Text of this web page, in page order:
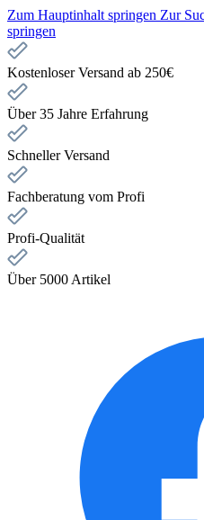
Zum Hauptinhalt springen Zur
springen
Kostenloser Versand ab 250€
Über 35 Jahre Erfahrung
Schneller Versand
Fachberatung vom Profi
Profi-Qualität
Über 5000 Artikel